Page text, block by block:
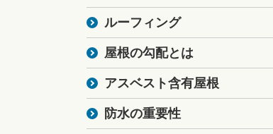
ルーフィング
屋根の勾配とは
アスベスト含有屋根
防水の重要性